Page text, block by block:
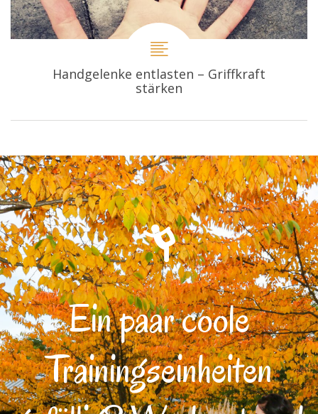
Handgelenke entlasten – Griffkraft
stärken
Ein paar coole
Trainingseinheiten